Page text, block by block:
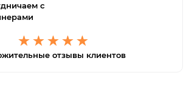
с
отзывы клиентов